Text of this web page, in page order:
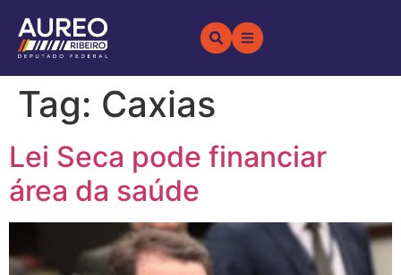
Tag: Caxias
Lei Seca pode financiar
área da saúde